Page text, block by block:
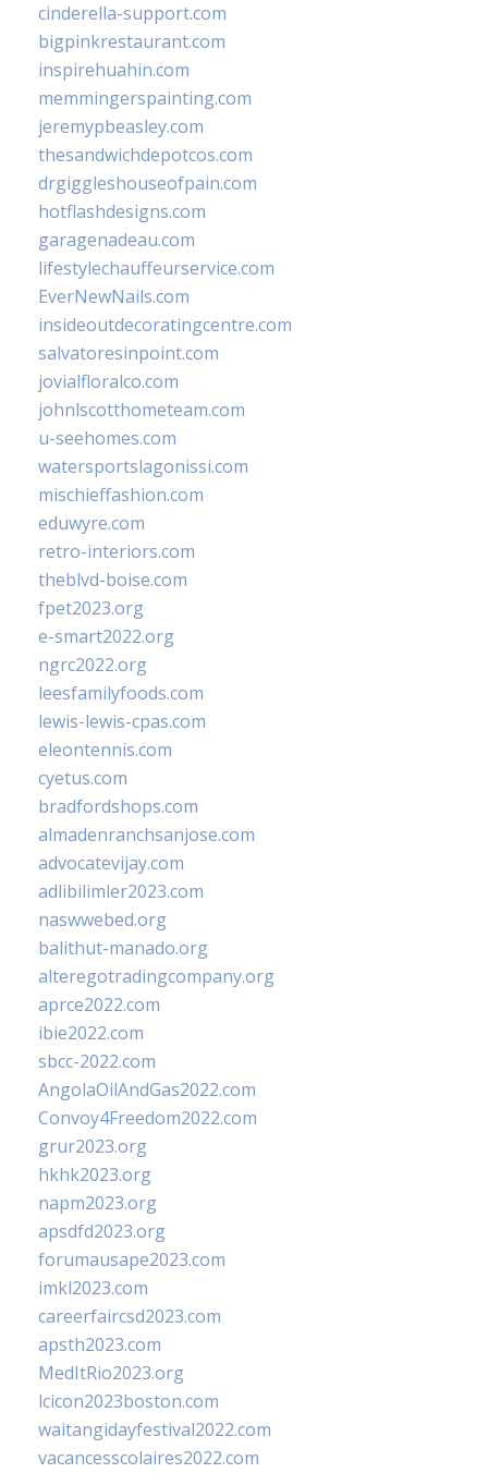
cinderella-support.com
bigpinkrestaurant.com
inspirehuahin.com
memmingerspainting.com
jeremypbeasley.com
thesandwichdepotcos.com
drgiggleshouseofpain.com
hotflashdesigns.com
garagenadeau.com
lifestylechauffeurservice.com
EverNewNails.com
insideoutdecoratingcentre.com
salvatoresinpoint.com
jovialfloralco.com
johnlscotthometeam.com
u-seehomes.com
watersportslagonissi.com
mischieffashion.com
eduwyre.com
retro-interiors.com
theblvd-boise.com
fpet2023.org
e-smart2022.org
ngrc2022.org
leesfamilyfoods.com
lewis-lewis-cpas.com
eleontennis.com
cyetus.com
bradfordshops.com
almadenranchsanjose.com
advocatevijay.com
adlibilimler2023.com
naswwebed.org
balithut-manado.org
alteregotradingcompany.org
aprce2022.com
ibie2022.com
sbcc-2022.com
AngolaOilAndGas2022.com
Convoy4Freedom2022.com
grur2023.org
hkhk2023.org
napm2023.org
apsdfd2023.org
forumausape2023.com
imkl2023.com
careerfaircsd2023.com
apsth2023.com
MedItRio2023.org
lcicon2023boston.com
waitangidayfestival2022.com
vacancesscolaires2022.com